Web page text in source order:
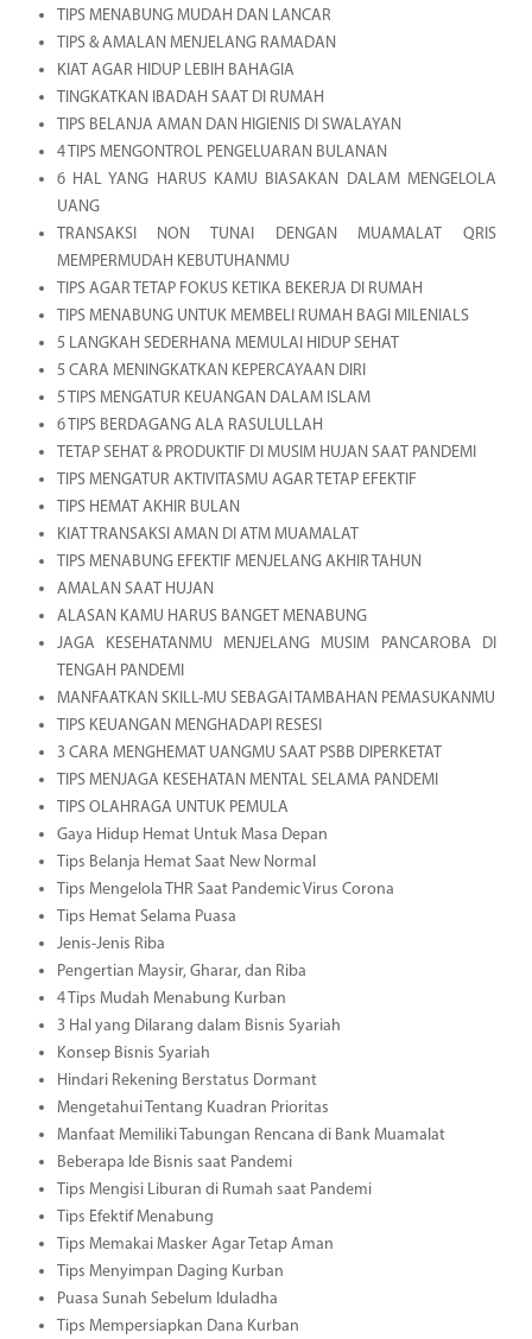
TIPS MENABUNG MUDAH DAN LANCAR
TIPS & AMALAN MENJELANG RAMADAN
KIAT AGAR HIDUP LEBIH BAHAGIA
TINGKATKAN IBADAH SAAT DI RUMAH
TIPS BELANJA AMAN DAN HIGIENIS DI SWALAYAN
4 TIPS MENGONTROL PENGELUARAN BULANAN
6 HAL YANG HARUS KAMU BIASAKAN DALAM MENGELOLA
UANG
TRANSAKSI NON TUNAI DENGAN MUAMALAT QRIS
MEMPERMUDAH KEBUTUHANMU
TIPS AGAR TETAP FOKUS KETIKA BEKERJA DI RUMAH
TIPS MENABUNG UNTUK MEMBELI RUMAH BAGI MILENIALS
5 LANGKAH SEDERHANA MEMULAI HIDUP SEHAT
5 CARA MENINGKATKAN KEPERCAYAAN DIRI
5 TIPS MENGATUR KEUANGAN DALAM ISLAM
6 TIPS BERDAGANG ALA RASULULLAH
TETAP SEHAT & PRODUKTIF DI MUSIM HUJAN SAAT PANDEMI
TIPS MENGATUR AKTIVITASMU AGAR TETAP EFEKTIF
TIPS HEMAT AKHIR BULAN
KIAT TRANSAKSI AMAN DI ATM MUAMALAT
TIPS MENABUNG EFEKTIF MENJELANG AKHIR TAHUN
AMALAN SAAT HUJAN
ALASAN KAMU HARUS BANGET MENABUNG
JAGA KESEHATANMU MENJELANG MUSIM PANCAROBA DI
TENGAH PANDEMI
MANFAATKAN SKILL-MU SEBAGAI TAMBAHAN PEMASUKANMU
TIPS KEUANGAN MENGHADAPI RESESI
3 CARA MENGHEMAT UANGMU SAAT PSBB DIPERKETAT
TIPS MENJAGA KESEHATAN MENTAL SELAMA PANDEMI
TIPS OLAHRAGA UNTUK PEMULA
Gaya Hidup Hemat Untuk Masa Depan
Tips Belanja Hemat Saat New Normal
Tips Mengelola THR Saat Pandemic Virus Corona
Tips Hemat Selama Puasa
Jenis-Jenis Riba
Pengertian Maysir, Gharar, dan Riba
4 Tips Mudah Menabung Kurban
3 Hal yang Dilarang dalam Bisnis Syariah
Konsep Bisnis Syariah
Hindari Rekening Berstatus Dormant
Mengetahui Tentang Kuadran Prioritas
Manfaat Memiliki Tabungan Rencana di Bank Muamalat
Beberapa Ide Bisnis saat Pandemi
Tips Mengisi Liburan di Rumah saat Pandemi
Tips Efektif Menabung
Tips Memakai Masker Agar Tetap Aman
Tips Menyimpan Daging Kurban
Puasa Sunah Sebelum Iduladha
Tips Mempersiapkan Dana Kurban